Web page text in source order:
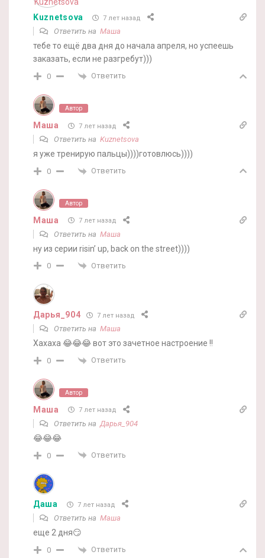
Kuznetsova 7 лет назад
Ответить на Маша
тебе то ещё два дня до начала апреля, но успеешь
заказать, если не разгребут)))
0 Ответить
Автор
Маша 7 лет назад
Ответить на Kuznetsova
я уже тренирую пальцы))))готовлюсь))))
0 Ответить
Автор
Маша 7 лет назад
Ответить на Маша
ну из серии risin’ up, back on the street))))
0 Ответить
Дарья_904 7 лет назад
Ответить на Маша
Хахаха 😂😂😂 вот это зачетное настроение !!
0 Ответить
Автор
Маша 7 лет назад
Ответить на Дарья_904
😂😂😂
0 Ответить
Даша 7 лет назад
Ответить на Маша
еще 2 дня😏
0 Ответить